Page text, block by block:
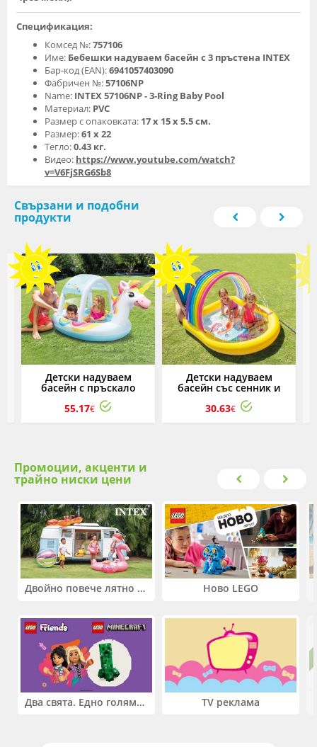
Спецификация:
Комсед №:757106
Име: Бебешки надуваем басейн с 3 пръстена INTEX
Бар-код (EAN):6941057403090
Фабричен №:57106NP
Name: INTEX 57106NP - 3-Ring Baby Pool
Материал: PVC
Размер с опаковката: 17 х 15 х 5.5 см.
Размер:61 х 22
Тегло:0.43 кг.
Видео: https://www.youtube.com/watch?
v=V6FjSRG6Sb8
Свързани и подобни
продукти
Детски надуваем
басейн с пръскало
Еднорог INTEX
55.17€
Детски надуваем
басейн със сенник и
пръскалка Дъга INTEX,
147 х 130 х 86 см.
30.63€
Промоции, акценти и
трайно ниски цени
Двойно повече лятно забавление! Купи 2 продукта INTEX и вземи -33%
Два свята. Едно голямо приключение. Купи 2 продукта LEGO® Friends и/или LEGO® Minecraft и вземи -27%
Ново LEGO
TV реклама